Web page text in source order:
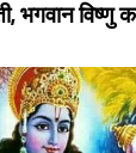
विष्णु